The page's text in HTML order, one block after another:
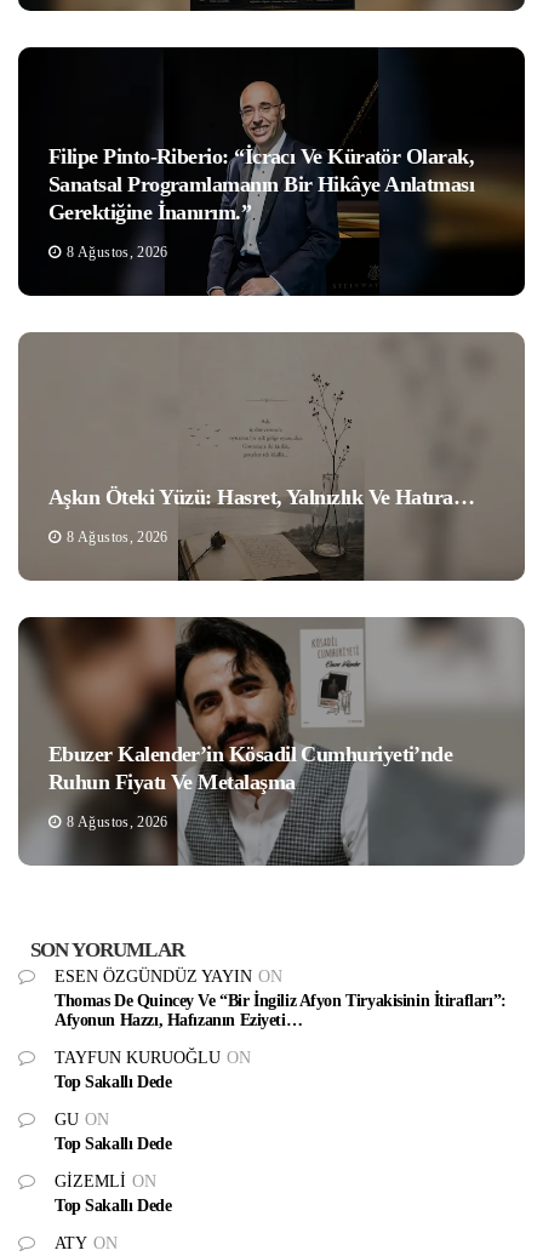
Filipe Pinto-Riberio: “İcracı Ve Küratör Olarak,
Sanatsal Programlamanın Bir Hikâye Anlatması
Gerektiğine İnanırım.”
8 Ağustos, 2026
Aşkın Öteki Yüzü: Hasret, Yalnızlık Ve Hatıra…
8 Ağustos, 2026
Ebuzer Kalender’in Kösadil Cumhuriyeti’nde
Ruhun Fiyatı Ve Metalaşma
8 Ağustos, 2026
SON YORUMLAR
ESEN ÖZGÜNDÜZ YAYIN ON
Thomas De Quincey Ve “Bir İngiliz Afyon Tiryakisinin İtirafları”:
Afyonun Hazzı, Hafızanın Eziyeti…
TAYFUN KURUOĞLU ON
Top Sakallı Dede
GU ON
Top Sakallı Dede
GIZEMLI ON
Top Sakallı Dede
ATY ON